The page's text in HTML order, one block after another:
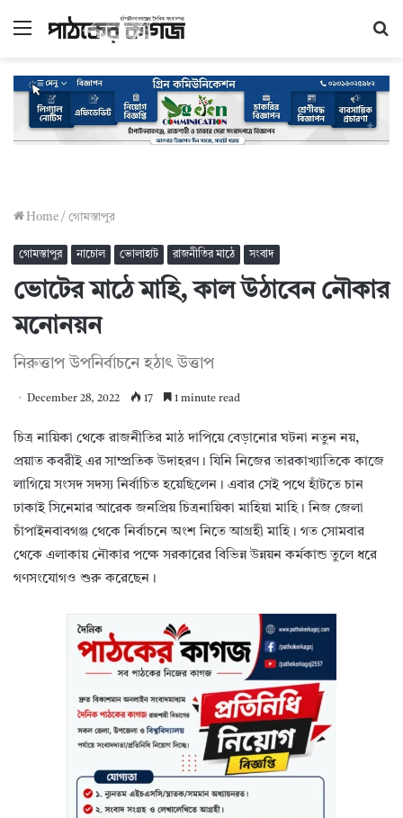
Menu
Home / গোমস্তাপুর
গোমস্তাপুর নাচোল ভোলাহাট রাজনীতির মাঠে সংবাদ
ভোটের মাঠে মাহি, কাল উঠাবেন নৌকার
মনোনয়ন
নিরুত্তাপ উপনির্বাচনে হঠাৎ উত্তাপ
December 28, 2022 17 1 minute read
চিত্র নায়িকা থেকে রাজনীতির মাঠ দাপিয়ে বেড়ানোর ঘটনা নতুন নয়,
প্রয়াত কবরীই এর সাম্প্রতিক উদাহরণ। যিনি নিজের তারকাখ্যাতিকে কাজে
লাগিয়ে সংসদ সদস্য নির্বাচিত হয়েছিলেন। এবার সেই পথে হাঁটতে চান
ঢাকাই সিনেমার আরেক জনপ্রিয় চিত্রনায়িকা মাহিয়া মাহি। নিজ জেলা
চাঁপাইনবাবগঞ্জ থেকে নির্বাচনে অংশ নিতে আগ্রহী মাহি। গত সোমবার
থেকে এলাকায় নৌকার পক্ষে সরকারের বিভিন্ন উন্নয়ন কর্মকান্ড তুলে ধরে
গণসংযোগও শুরু করেছেন।